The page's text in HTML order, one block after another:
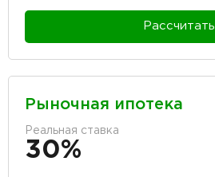
Рассчитать
Рыночная ипотека
Реальная ставка
30%